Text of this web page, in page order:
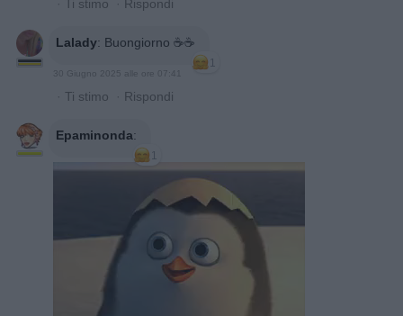
· Ti stimo · Rispondi
Lalady: Buongiorno ☕️☕️
1
30 Giugno 2025 alle ore 07:41
· Ti stimo · Rispondi
Epaminonda:
1